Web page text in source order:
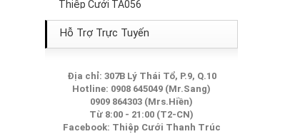
Thiệp cưới TA301
Thiệp Cưới TA043
Thiệp Cưới TA253A
Hỗ Trợ Trực Tuyến
Địa chỉ: 307B Lý Thái Tổ, P.9, Q.10
Hotline: 0908 645049 (Mr.Sang)
0909 864303 (Mrs.Hiền)
Từ 8:00 - 21:00 (T2-CN)
Facebook: Thiệp Cưới Thanh Trúc